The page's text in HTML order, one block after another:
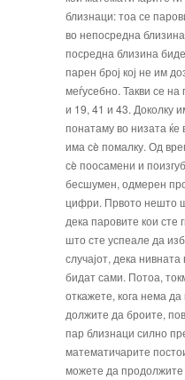
близнаци: тоа се
во непо­средна
посредна близина
парен број кој не им
меѓусебно. Такви се
и 19, 41 и 43. До­колку
поната­му во низата ќе
има сè помалку. Од
сè поосамени и
бесшумен, одме­рен
циф­ри. Првото нешто
дека паровите кои сте
што сте успеале да
случајот, дека
бидат сами. По­тоа,
откажете, кога нема
должите да броите,
пар близнаци силно
математичарите
можете да